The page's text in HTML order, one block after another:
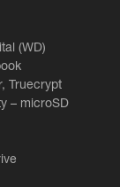
(WD)
Truecrypt
– microSD